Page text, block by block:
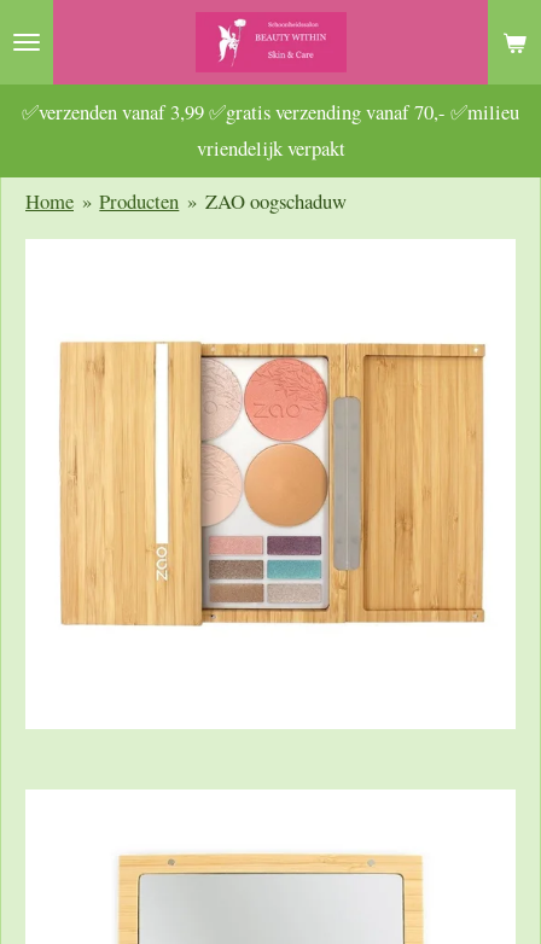
Ga
naar
hoofdinhoud
✅verzenden vanaf 3,99 ✅gratis verzending vanaf 70,- ✅milieu
vriendelijk verpakt
Home » Producten » ZAO oogschaduw